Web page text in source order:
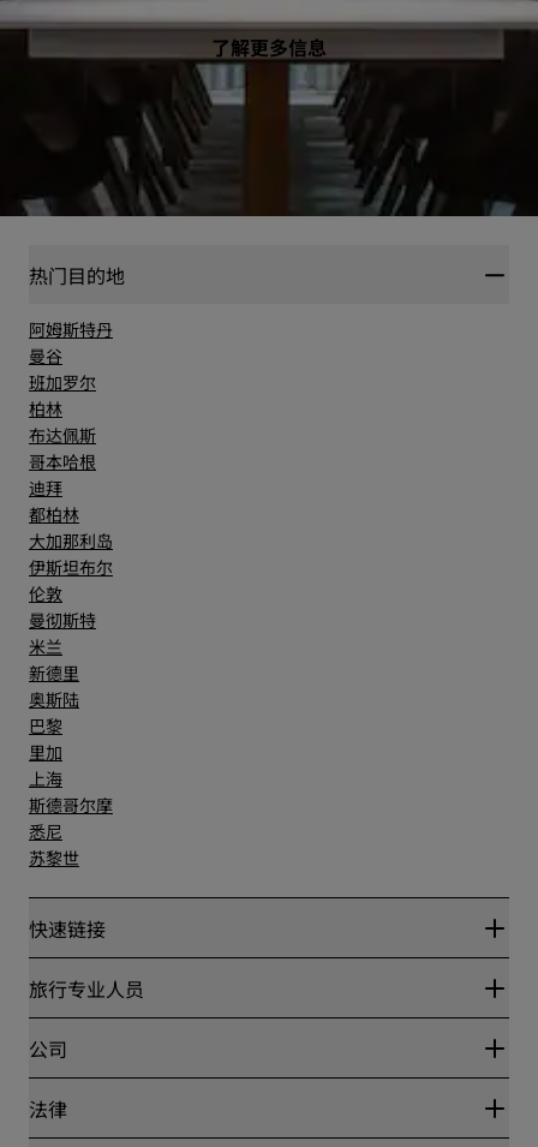
了解更多信息
热门目的地
阿姆斯特丹
曼谷
班加罗尔
柏林
布达佩斯
哥本哈根
迪拜
都柏林
大加那利岛
伊斯坦布尔
伦敦
曼彻斯特
米兰
新德里
奥斯陆
巴黎
里加
上海
斯德哥尔摩
悉尼
苏黎世
快速链接
丽赏会
Blog
目的地
丽笙酒店集团APP
体育认证酒店
旅行专业人员
合作伙伴
公司
丽笙酒店集团
法律